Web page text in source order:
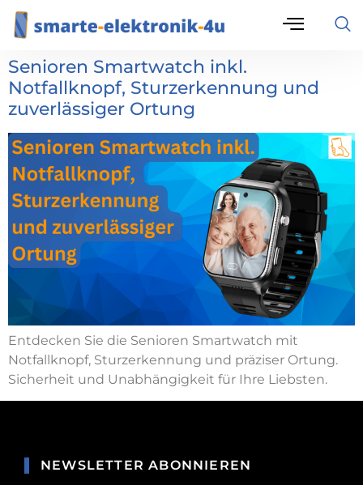
Senioren Smartwatch inkl.
Notfallknopf, Sturzerkennung und
zuverlässiger Ortung
Entdecken Sie die Senioren Smartwatch mit
Notfallknopf, Sturzerkennung und präziser Ortung.
Sicherheit und Unabhängigkeit für Ihre Liebsten.
NEWSLETTER ABONNIEREN